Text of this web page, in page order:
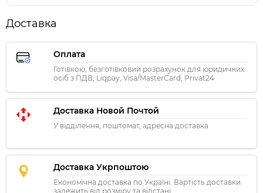
Доставка
Оплата
Готівкою, безготівковий розрахунок для юридичних
осіб з ПДВ, Liqpay, Visa/MasterCard, Privat24
Доставка Новой Почтой
У відділення, поштомат, адресна доставка
Доставка Укрпоштою
Економічна доставка по Україні. Вартість доставки
залежить від розміру та відстані.